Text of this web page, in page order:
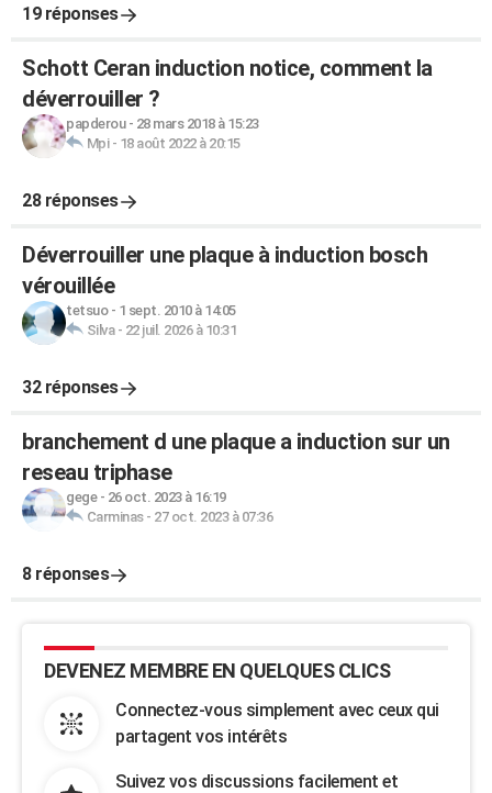
19 réponses
Schott Ceran induction notice, comment la
déverrouiller ?
papderou- 28 mars 2018 à 15:23
Mpi- 18 août 2022 à 20:15
28 réponses
Déverrouiller une plaque à induction bosch
vérouillée
tetsuo- 1 sept. 2010 à 14:05
Silva- 22 juil. 2026 à 10:31
32 réponses
branchement d une plaque a induction sur un
reseau triphase
gege- 26 oct. 2023 à 16:19
Carminas- 27 oct. 2023 à 07:36
8 réponses
DEVENEZ MEMBRE EN QUELQUES CLICS
Connectez-vous simplement avec ceux qui
partagent vos intérêts
Suivez vos discussions facilement et